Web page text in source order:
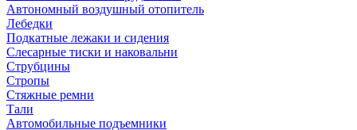
Автономный воздушный отопитель
Лебедки
Подкатные лежаки и сидения
Слесарные тиски и наковальни
Струбцины
Стропы
Стяжные ремни
Тали
Автомобильные подъемники